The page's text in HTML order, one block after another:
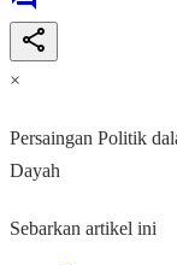
×
Persaingan Politik
Dayah
Sebarkan artikel ini